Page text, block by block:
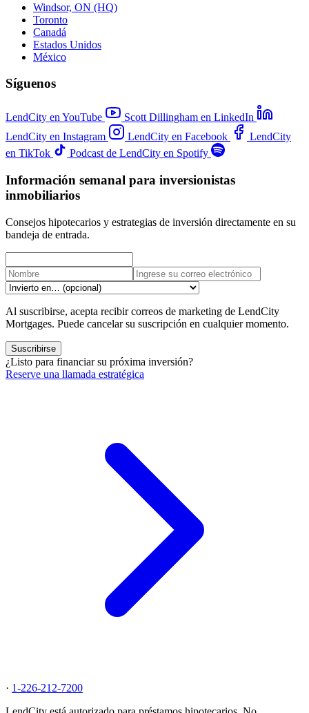
Windsor, ON (HQ)
Toronto
Canadá
Estados Unidos
México
Síguenos
LendCity en YouTube
Scott Dillingham en LinkedIn
LendCity en Instagram
LendCity en Facebook
LendCity
en TikTok
Podcast de LendCity en Spotify
Información semanal para inversionistas
inmobiliarios
Consejos hipotecarios y estrategias de inversión directamente en su
bandeja de entrada.
Al suscribirse, acepta recibir correos de marketing de LendCity
Mortgages. Puede cancelar su suscripción en cualquier momento.
Suscribirse
¿Listo para financiar su próxima inversión?
Reserve una llamada estratégica
· 1-226-212-7200